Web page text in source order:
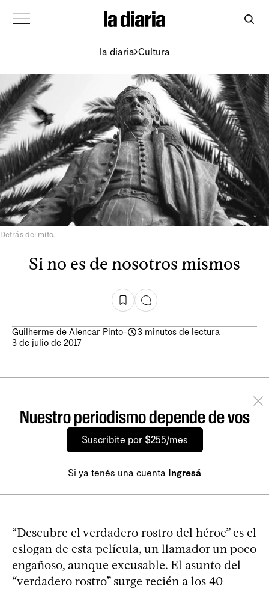
la diaria Cultura
Detrás del mito.
Si no es de nosotros mismos
Guilherme de Alencar Pinto-
3 minutos de lectura
3 de julio de 2017
Nuestro periodismo depende de vos
Suscribite por $255/mes
Si ya tenés una cuenta Ingresá
“Descubre el verdadero rostro del héroe” es el
eslogan de esta película, un llamador un poco
engañoso, aunque excusable. El asunto del
“verdadero rostro” surge recién a los 40